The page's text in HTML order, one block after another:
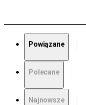
Powiązane
Polecane
Najnowsze